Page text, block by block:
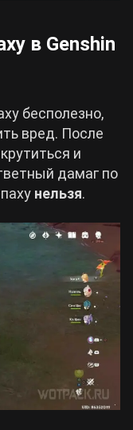
в Genshin
бесполезно,
вред. После
и
дамаг по
нельзя.